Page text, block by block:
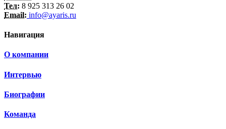
Тел: 8 925 313 26 02
Email: info@ayaris.ru
Навигация
О компании
Интервью
Биографии
Команда